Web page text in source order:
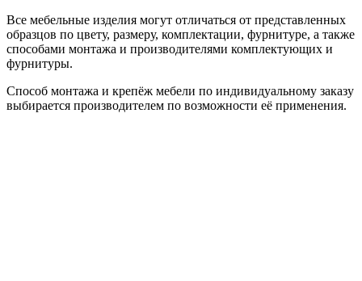
Все мебельные изделия могут отличаться от представленных
образцов по цвету, размеру, комплектации, фурнитуре, а также
способами монтажа и производителями комплектующих и
фурнитуры.
Способ монтажа и крепёж мебели по индивидуальному заказу
выбирается производителем по возможности её применения.